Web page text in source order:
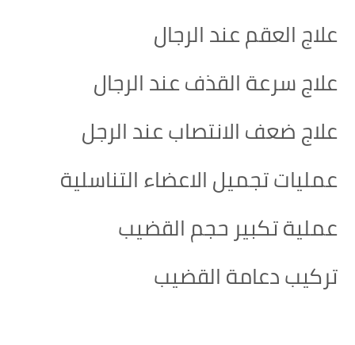
علاج العقم عند الرجال
علاج سرعة القذف عند الرجال
علاج ضعف الانتصاب عند الرجل
عمليات تجميل الاعضاء التناسلية
عملية تكبير حجم القضيب
تركيب دعامة القضيب